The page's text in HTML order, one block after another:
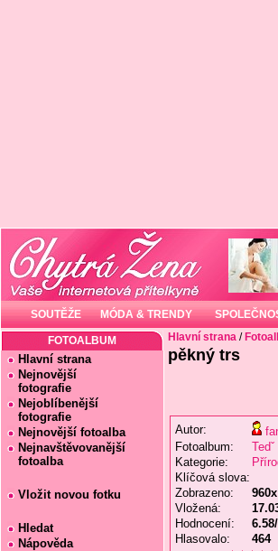
SOUTĚŽE MÓDA & TRENDY
FOTOALBUM
Hlavní strana
Nejnovější
fotografie
Nejoblíbenější
fotografie
Nejnovější fotoalba
Nejnavštěvovanější
fotoalba
Vložit novou fotku
Hledat
Nápověda
Hlavní strana /
pěkný trs
Autor:
Fotoalbum:
Kategorie:
Klíčová slova:
Zobrazeno:
960x
Vložená:
Hodnocení:
Hlasovalo:
464